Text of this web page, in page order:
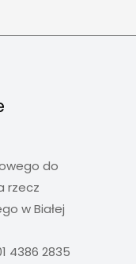
do
rzecz
w Białej
4386 2835